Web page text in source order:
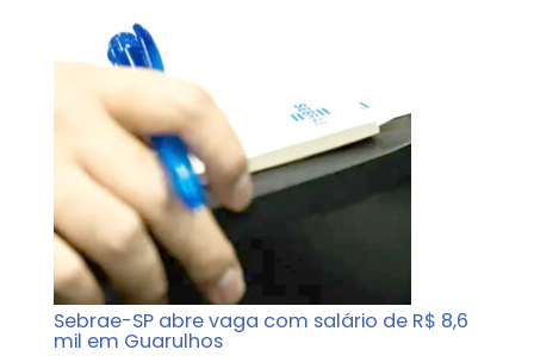
Sebrae-SP abre vaga com salário de R$ 8,6
mil em Guarulhos